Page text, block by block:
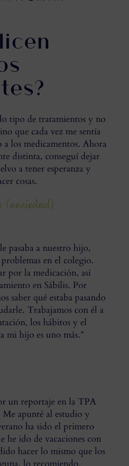
tipo de tratamientos y no
que cada vez me sentía
los medicamentos. Ahora
distinta, conseguí dejar
a tener esperanza y
cosas.
(ansiedad)
pasaba a nuestro hijo,
en el colegio.
por la medicación, así
en Sábilis. Por
saber qué estaba pasando
Trabajamos con él a
los hábitos y el
mi hijo es uno más.”
un reportaje en la TPA
apunté al estudio y
ha sido el primero
he ido de vacaciones con
hacer lo mismo que los